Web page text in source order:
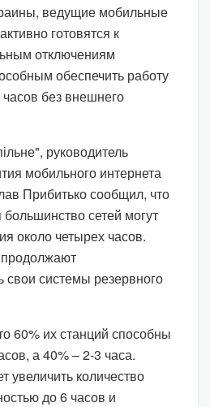
ведущие мобильные
готовятся к
отключениям
обеспечить работу
без внешнего
руководитель
мобильного интернета
Прибитько сообщил, что
сетей могут
около четырех часов.
свои системы резервного
60% их станций способны
а 40% – 2-3 часа.
увеличить количество
до 6 часов и